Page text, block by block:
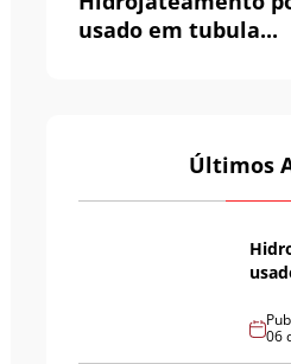
usado em tubula...
Últimos
06